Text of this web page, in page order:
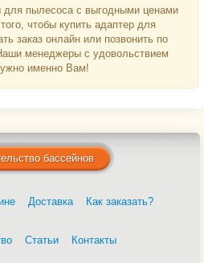
для пылесоса с выгодными ценами
чтобы купить адаптер для
заказ онлайн или позвонить по
менеджеры с удовольствием
именно Вам!
бассейнов
Доставка Как заказать?
Статьи Контакты